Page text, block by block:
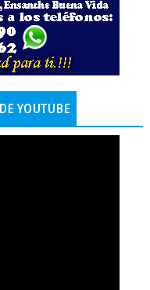
YOUTUBE